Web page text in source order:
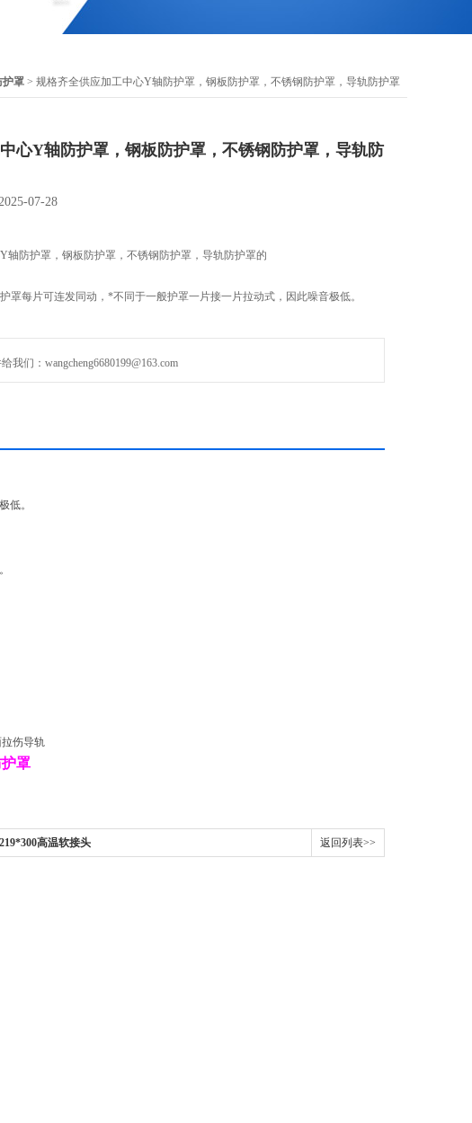
护罩 > 规格齐全供应加工中心Y轴防护罩，钢板防护罩，不锈钢防护罩，导轨防护罩
心Y轴防护罩，钢板防护罩，不锈钢防护罩，导轨防
07-28
轴防护罩，钢板防护罩，不锈钢防护罩，导轨防护罩的
罩每片可连发同动，*不同于一般护罩一片接一片拉动式，因此噪音极低。
护罩可以增长使用寿命。
装置可使护罩移动速度升到120m/min及承受更高的G值（2G）。
我们：wangcheng6680199@163.com
低。
伤导轨
罩
高温软接头 返回列表>>